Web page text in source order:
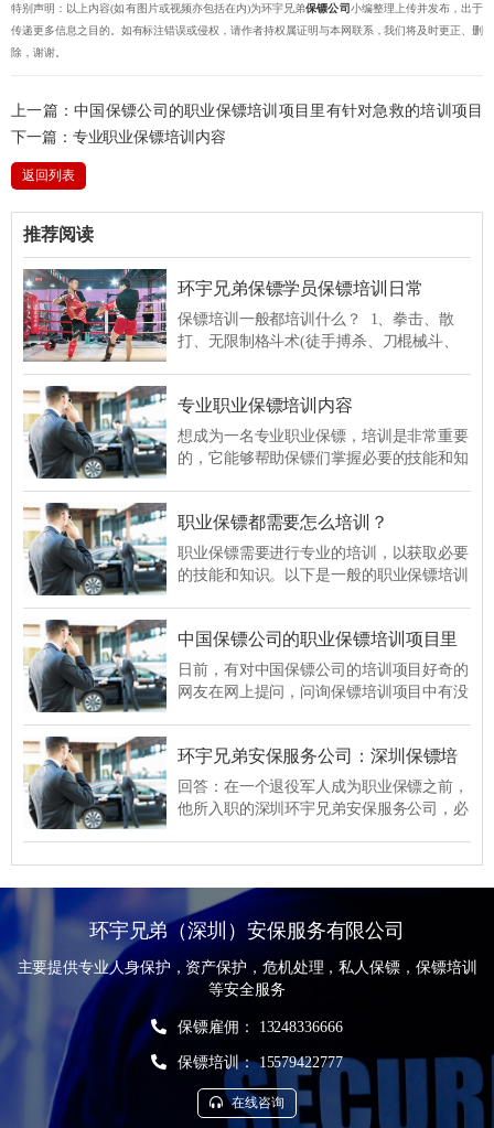
特别声明：以上内容(如有图片或视频亦包括在内)为环宇兄弟保镖公司小编整理上传并发布，出于
传递更多信息之目的。如有标注错误或侵权，请作者持权属证明与本网联系，我们将及时更正、删
除，谢谢。
上一篇：中国保镖公司的职业保镖培训项目里有针对急救的培训项目
吗？
下一篇： 专业职业保镖培训内容
返回列表
推荐阅读
环宇兄弟保镖学员保镖培训日常
保镖培训一般都培训什么？ 1、拳击、散
打、无限制格斗术(徒手搏杀、刀棍械斗、
护与护送(要员贴身防护训练、意外事故处
理、快速撤离现场训练)
专业职业保镖培训内容
想成为一名专业职业保镖，培训是非常重要
的，它能够帮助保镖们掌握必要的技能和知
保镖培训内容： 安全意识培训：保镖需要
具备良好的安全意识，培训中会教授各种安
全知识和技巧，例如如何辨别潜在的威胁、
心理训练，以保持冷静和应对压力。
职业保镖都需要怎么培训？
​职业保镖需要进行专业的培训，以获取必要
的技能和知识。以下是一般的职业保镖培训
了解安全威胁、风险评估和紧急情况处理等
方面的知识。培训内容通常包括安全意识教
育、安全管理和应急预案等。
中国保镖公司的职业保镖培训项目里
​日前，有对中国保镖公司的培训项目好奇的
网友在网上提问，问询保镖培训项目中有没
心肺复苏的急救知识和专业操作手段，同
时，割伤或者刀伤后的伤口的应急止血处理
也需要培训。
环宇兄弟安保服务公司：深圳保镖培
​回答：在一个退役军人成为职业保镖之前，
他所入职的深圳环宇兄弟安保服务公司，必
都是针对体能和格斗技能方面的，其实不
然，一家正规保镖公司的保镖培训项目很宽
泛，体能和技能，只是基础，以深圳环宇兄
弟保镖公司为例，他们的培训项目主要囊括
以下几类：
环宇兄弟（深圳）安保服务有限公司
主要提供专业人身保护，资产保护，危机处理，私人保镖，保镖培训
等安全服务
保镖雇佣： 13248336666
保镖培训： 15579422777
在线咨询